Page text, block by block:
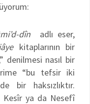
dînadlı eser,
kitaplarının bir
denilmesi nasıl bir
“bu tefsir iki
bir haksızlıktır.
ya da Nesefî